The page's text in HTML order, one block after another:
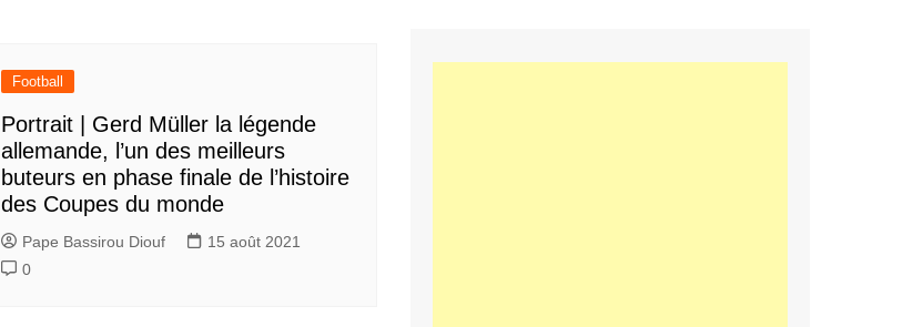
Football
Portrait | Gerd Müller la légende
allemande, l’un des meilleurs
buteurs en phase finale de l’histoire
des Coupes du monde
Pape Bassirou Diouf
15 août 2021
0